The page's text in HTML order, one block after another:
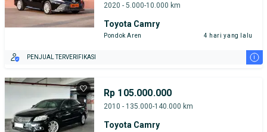
2020 - 5.000-10.000 km
Toyota Camry
Pondok Aren 4 hari yang lalu
PENJUAL TERVERIFIKASI i
Rp 105.000.000
2010 - 135.000-140.000 km
Toyota Camry